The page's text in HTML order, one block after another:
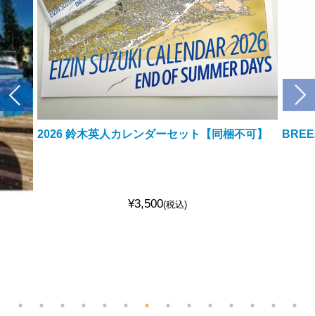
2026 鈴木英人カレンダーセット【同梱不可】
¥3,500(税込)